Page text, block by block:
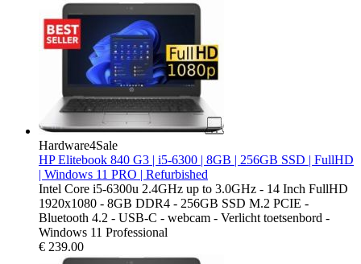
Hardware4Sale
HP Elitebook 840 G3 | i5-6300 | 8GB | 256GB SSD | FullHD
| Windows 11 PRO | Refurbished
Intel Core i5-6300u 2.4GHz up to 3.0GHz - 14 Inch FullHD
1920x1080 - 8GB DDR4 - 256GB SSD M.2 PCIE -
Bluetooth 4.2 - USB-C - webcam - Verlicht toetsenbord -
Windows 11 Professional
€ 239.00